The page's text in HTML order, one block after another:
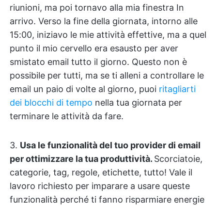
riunioni, ma poi tornavo alla mia finestra In
arrivo. Verso la fine della giornata, intorno alle
15:00, iniziavo le mie attività effettive, ma a quel
punto il mio cervello era esausto per aver
smistato email tutto il giorno. Questo non è
possibile per tutti, ma se ti alleni a controllare le
email un paio di volte al giorno, puoi ritagliarti
dei blocchi di tempo nella tua giornata per
terminare le attività da fare.
3. Usa le funzionalità del tuo provider di email
per ottimizzare la tua produttività. Scorciatoie,
categorie, tag, regole, etichette, tutto! Vale il
lavoro richiesto per imparare a usare queste
funzionalità perché ti fanno risparmiare energie